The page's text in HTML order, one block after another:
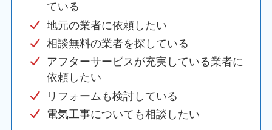
ている
地元の業者に依頼したい
相談無料の業者を探している
アフターサービスが充実している業者に
依頼したい
リフォームも検討している
電気工事についても相談したい